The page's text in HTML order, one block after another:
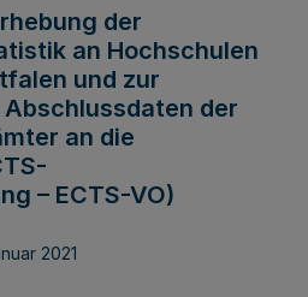
der
an Hochschulen
und zur
der
an die
– ECTS-VO)
2021